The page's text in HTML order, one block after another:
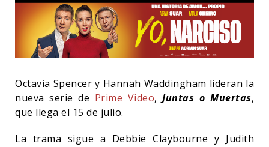
Octavia Spencer y Hannah Waddingham lideran la
nueva serie de Prime Video,Juntas o Muertas,
que llega el 15 de julio.
La trama sigue a Debbie Claybourne y Judith